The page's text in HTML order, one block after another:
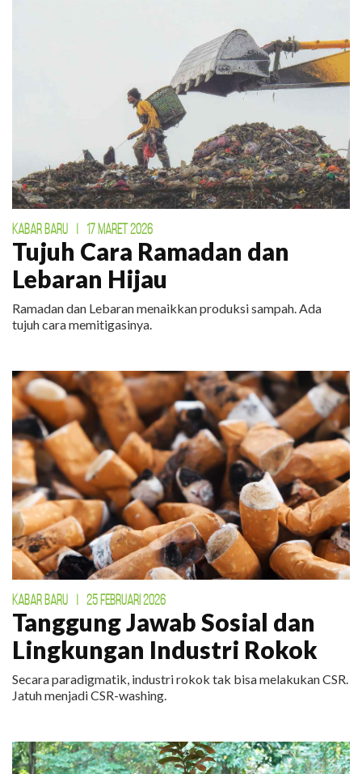
KABAR BARU 17 MARET 2026
Tujuh Cara Ramadan dan
Lebaran Hijau
Ramadan dan Lebaran menaikkan produksi sampah. Ada
tujuh cara memitigasinya.
KABAR BARU | 25 FEBRUARI 2026
Tanggung Jawab Sosial dan
Lingkungan Industri Rokok
Secara paradigmatik, industri rokok tak bisa melakukan CSR.
Jatuh menjadi CSR-washing.